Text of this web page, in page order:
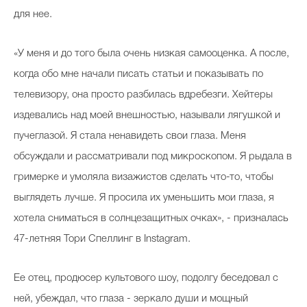
для нее.
«У меня и до того была очень низкая самооценка. А после,
когда обо мне начали писать статьи и показывать по
телевизору, она просто разбилась вдребезги. Хейтеры
издевались над моей внешностью, называли лягушкой и
пучеглазой. Я стала ненавидеть свои глаза. Меня
обсуждали и рассматривали под микроскопом. Я рыдала в
гримерке и умоляла визажистов сделать что-то, чтобы
выглядеть лучше. Я просила их уменьшить мои глаза, я
хотела сниматься в солнцезащитных очках», - призналась
47-летняя Тори Спеллинг в Instagram.
Ее отец, продюсер культового шоу, подолгу беседовал с
ней, убеждал, что глаза - зеркало души и мощный